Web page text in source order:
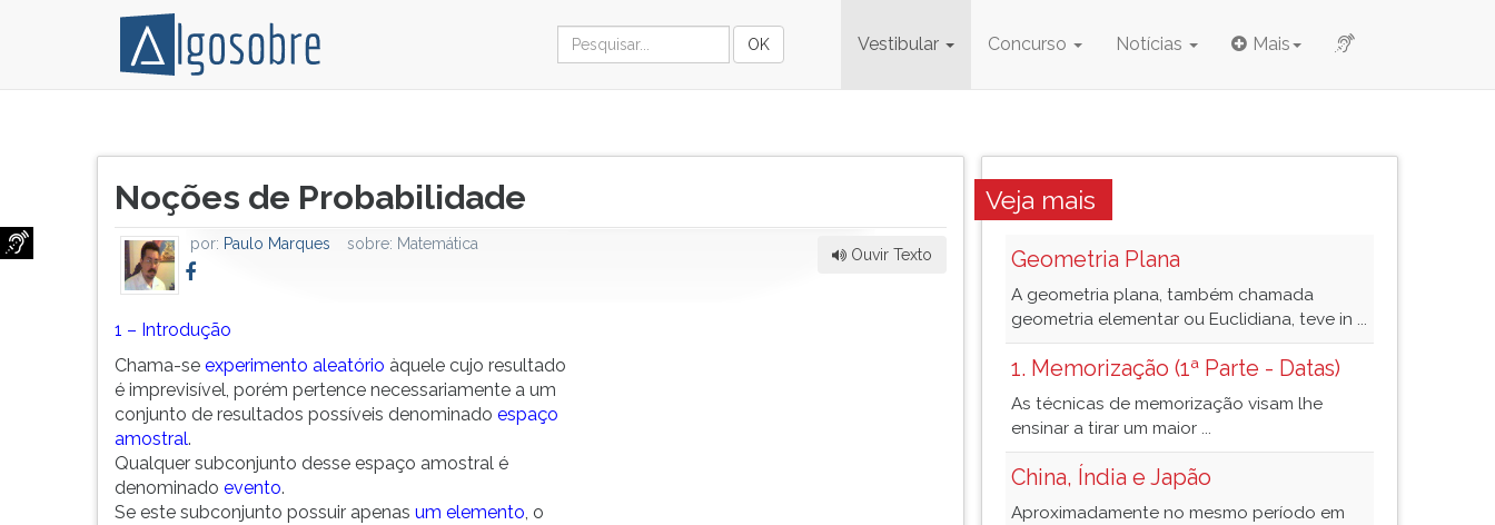
Vestibular Concurso Notícias Mais
àquele
cujo
necessariamente
F
para
do
artigo:
Noções de Probabilidade
Ouvir Texto
por: Paulo Marques sobre: Matemática
1 – Introdução
Chama-se experimento aleatório àquele cujo resultado
é imprevisível, porém pertence necessariamente a um
conjunto de resultados possíveis denominado espaço
amostral.
Qualquer subconjunto desse espaço amostral é
denominado evento.
Se este subconjunto possuir apenas um elemento, o
Veja mais
Geometria Plana
A geometria plana, também chamada
geometria elementar ou Euclidiana, teve in ...
1. Memorização (1ª Parte - Datas)
As técnicas de memorização visam lhe
ensinar a tirar um maior ...
China, Índia e Japão
Aproximadamente no mesmo período em